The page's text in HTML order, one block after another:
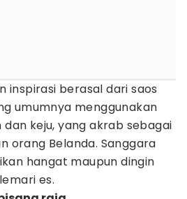
inspirasi berasal dari saos
umumnya menggunakan
keju, yang akrab sebagai
orang Belanda. Sanggara
hangat maupun dingin
es.